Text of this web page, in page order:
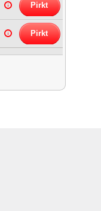
Pirkt
Pirkt